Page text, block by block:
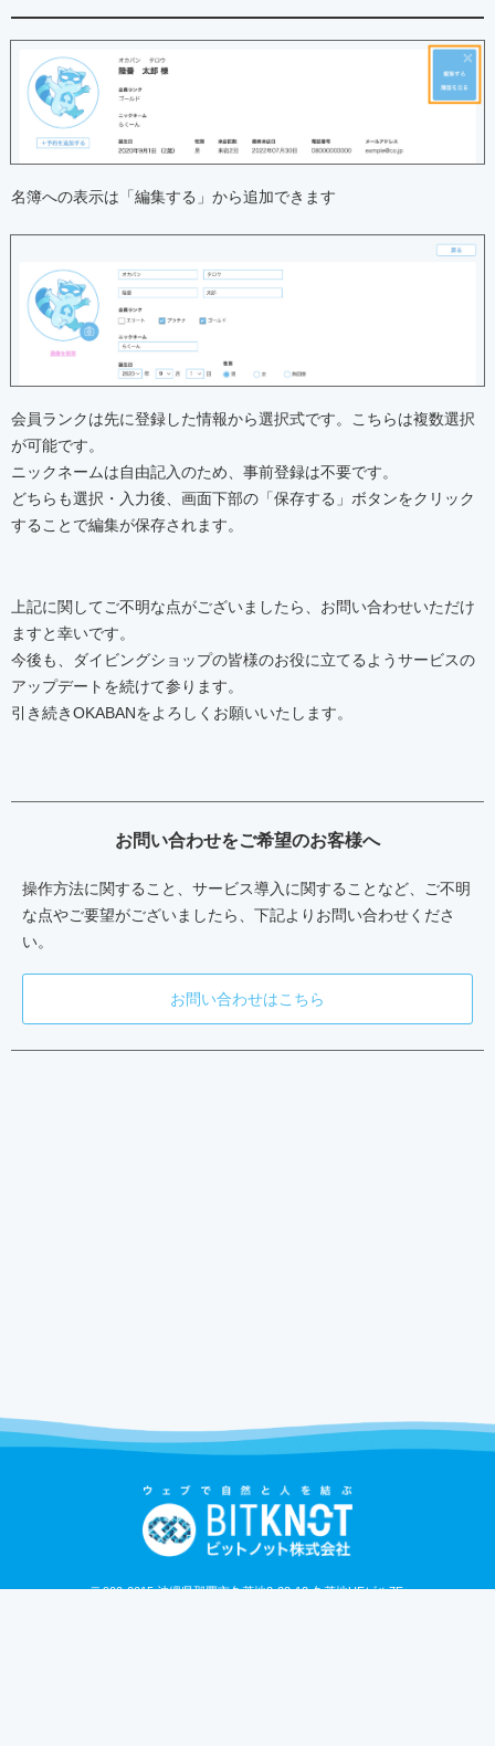
名簿への表示は「編集する」から追加できます
会員ランクは先に登録した情報から選択式です。こちらは複数選択
が可能です。
ニックネームは自由記入のため、事前登録は不要です。
どちらも選択・入力後、画面下部の「保存する」ボタンをクリック
することで編集が保存されます。
上記に関してご不明な点がございましたら、お問い合わせいただけ
ますと幸いです。
今後も、ダイビングショップの皆様のお役に立てるようサービスの
アップデートを続けて参ります。
引き続きOKABANをよろしくお願いいたします。
お問い合わせをご希望のお客様へ
操作方法に関すること、サービス導入に関することなど、ご不明
な点やご要望がございましたら、下記よりお問い合わせくださ
い。
お問い合わせはこちら
〒900-0015 沖縄県那覇市久茂地2-22-12 久茂地UFビル7F